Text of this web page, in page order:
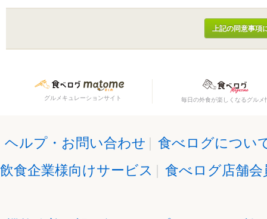
グルメキュレーションサイト 毎日の外食が楽しくなるグルメ
ヘルプ・お問い合わせ | 食べログについ
飲食企業様向けサービス | 食べログ店舗